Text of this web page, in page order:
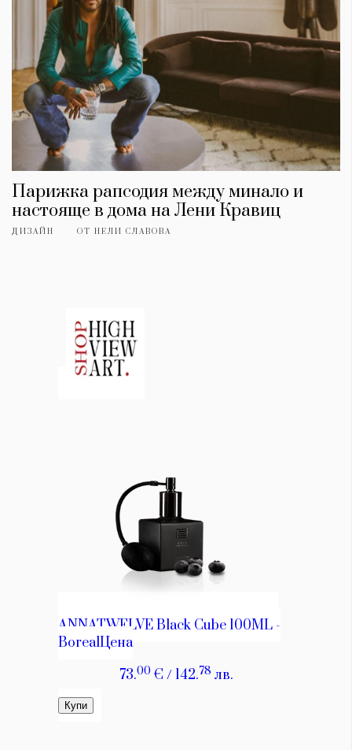
Парижка рапсодия между минало и
настояще в дома на Лени Кравиц
ДИЗАЙН ОТ НЕЛИ СЛАВОВА